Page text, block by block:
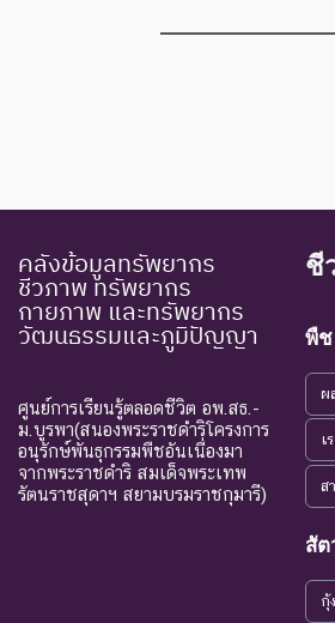
คลังข้อมูลทรัพยากร
ชีวภาพ ทรัพยากร
กายภาพ และทรัพยากร
วัฒนธรรมและภูมิปัญญา
ศูนย์การเรียนรู้ตลอดชีวิต อพ.สธ.-
ม.บูรพา(สนองพระราชดำริโครงการ
อนุรักษ์พันธุกรรมพืชอันเนื่องมา
จากพระราชดำริ สมเด็จพระเทพ
รัตนราชสุดาฯ สยามบรมราชกุมารี)
ชี
พืช
ผ
เ
ส
สัต
กุ้